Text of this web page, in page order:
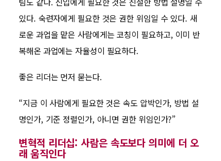
있다. 숙련자에게 필요한 것은 권한 위임일 수 있다. 새
로운 과업을 맡은 사람에게는 코칭이 필요하고, 이미 반
복해온 과업에는 자율성이 필요하다.
좋은 리더는 먼저 묻는다.
“지금 이 사람에게 필요한 것은 속도 압박인가, 방법 설
명인가, 기준 정렬인가, 아니면 권한 위임인가?”
변혁적 리더십: 사람은 속도보다 의미에 더 오
래 움직인다